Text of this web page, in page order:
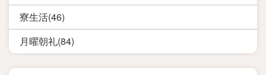
寮生活(46)
月曜朝礼(84)